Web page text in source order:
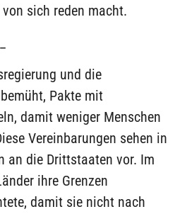
sich reden macht.
und die
Pakte mit
damit weniger Menschen
Vereinbarungen sehen in
an die Drittstaaten vor. Im
ihre Grenzen
damit sie nicht nach